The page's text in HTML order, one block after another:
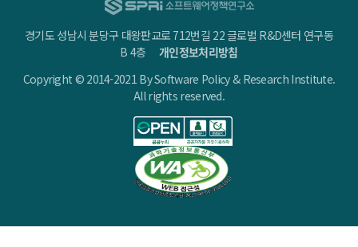
경기도 성남시 분당구 대왕판교로 712번길 22 글로벌 R&D센터 연구동
B 4층개인정보처리방침
Copyright © 2014-2021 By Software Policy & Research Institute.
All rights reserved.